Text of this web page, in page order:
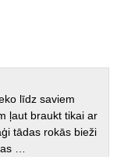
līdz saviem
ļaut braukt tikai ar
tādas rokās bieži
…